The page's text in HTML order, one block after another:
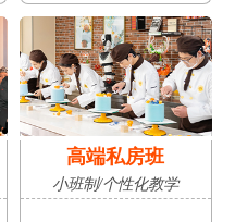
高端私房班
小班制/个性化教学